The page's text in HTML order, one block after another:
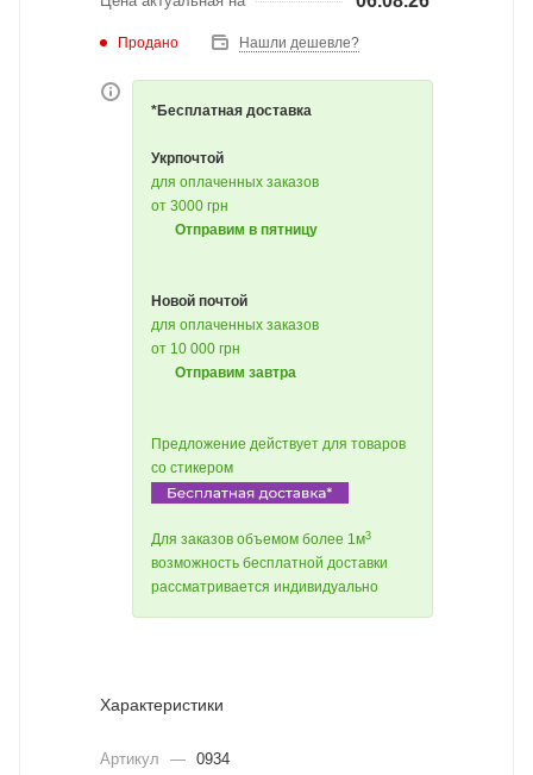
Продано Нашли дешевле?
*Бесплатная доставка
Укрпочтой
для оплаченных заказов
от 3000 грн
Отправим в пятницу
Новой почтой
для оплаченных заказов
от 10 000 грн
Отправим завтра
Предложение действует для товаров
со стикером
Для заказов объемом более 1м3
возможность бесплатной доставки
рассматривается индивидуально
Характеристики
Артикул — 0934